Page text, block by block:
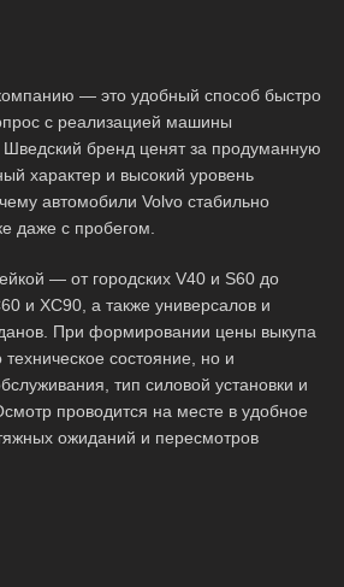
— это удобный способ быстро
с реализацией машины
Шведский бренд ценят за продуманную
характер и высокий уровень
автомобили Volvo стабильно
даже с пробегом.
— от городских V40 и S60 до
и XC90, а также универсалов и
При формировании цены выкупа
техническое состояние, но и
тип силовой установки и
проводится на месте в удобное
ожиданий и пересмотров